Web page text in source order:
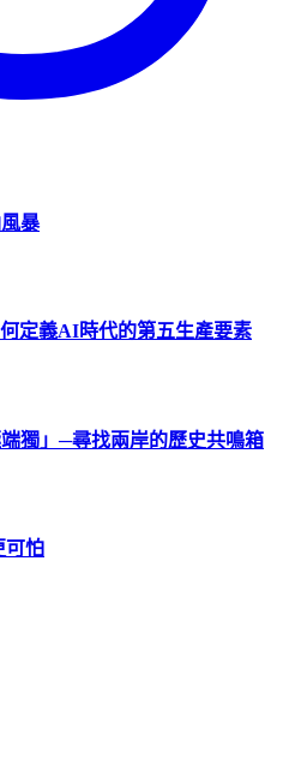
暴
定義AI時代的第五生產要素
獨」─尋找兩岸的歷史共鳴箱
可怕